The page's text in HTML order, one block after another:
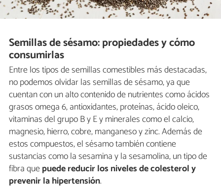
Semillas de sésamo: propiedades y cómo
consumirlas
Entre los tipos de semillas comestibles más destacadas,
no podemos olvidar las semillas de sésamo, ya que
cuentan con un alto contenido de nutrientes como ácidos
grasos omega 6, antioxidantes, proteínas, ácido oleico,
vitaminas del grupo B y E y minerales como el calcio,
magnesio, hierro, cobre, manganeso y zinc. Además de
estos compuestos, el sésamo también contiene
sustancias como la sesamina y la sesamolina, un tipo de
fibra quepuede reducir los niveles de colesterol y
prevenir la hipertensión.